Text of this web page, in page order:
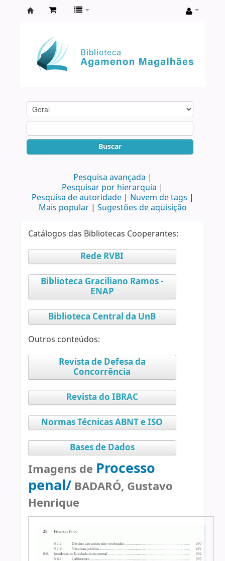
Agamenon
Magalhães
Buscar
Pesquisa avançada
Pesquisar por hierarquia
Pesquisa de autoridade
Nuvem de tags
Mais popular
Sugestões de aquisição
Catálogos das Bibliotecas Cooperantes:
Rede RVBI
Biblioteca Graciliano Ramos -
ENAP
Biblioteca Central da UnB
Outros conteúdos:
Revista de Defesa da
Concorrência
Revista do IBRAC
Normas Técnicas ABNT e ISO
Bases de Dados
Imagens de Processo
penal/ BADARÓ, Gustavo
Henrique